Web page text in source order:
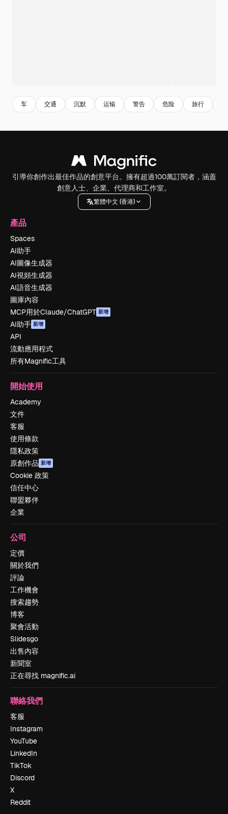
车 交通 沉默 运输 警告 危险 旅行
引導你創作出最佳作品的創意平台。擁有超過100萬訂閱者，涵蓋
創意人士、企業、代理商和工作室。
繁體中文 (香港)
產品
Spaces
AI助手
AI圖像生成器
AI視頻生成器
AI語音生成器
圖庫內容
MCP用於Claude/ChatGPT 新增
AI助手 新增
API
流動應用程式
所有Magnific工具
開始使用
Academy
文件
客服
使用條款
隱私政策
原創作品 新增
Cookie 政策
信任中心
聯盟夥伴
企業
公司
定價
關於我們
評論
工作機會
搜索趨勢
博客
聚會活動
Slidesgo
出售內容
新聞室
正在尋找 magnific.ai
聯絡我們
客服
Instagram
YouTube
LinkedIn
TikTok
Discord
X
Reddit